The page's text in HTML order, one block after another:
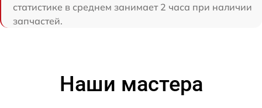
статистике в среднем занимает 2 часа при наличии
запчастей.
Наши мастера